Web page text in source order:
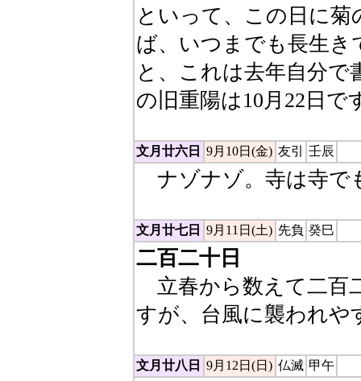
といって、この日に
ば、いつまでも長生
と、これは去年自分で
の旧重陽は10月22日で
文月廿六日 9月10日(金) 友引 壬辰
ナゾナゾ。寺は寺で
文月廿七日 9月11日(土) 先負 癸巳
二百二十日
立春から数えて二百
すが、台風に襲われや
文月廿八日 9月12日(日) 仏滅 甲午